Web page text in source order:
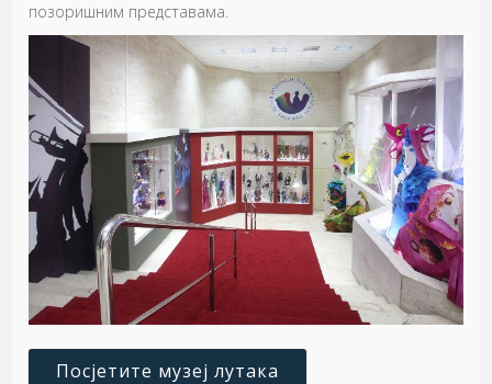
позоришним представама.
Посјетите музеј лутака